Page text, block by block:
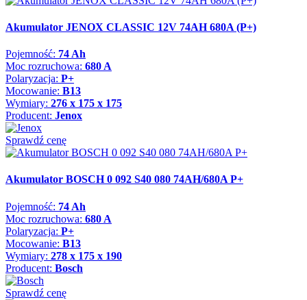
Akumulator JENOX CLASSIC 12V 74AH 680A (P+)
Pojemność: 74 Ah
Moc rozruchowa: 680 A
Polaryzacja: P+
Mocowanie: B13
Wymiary: 276 x 175 x 175
Producent: Jenox
Sprawdź cenę
Akumulator BOSCH 0 092 S40 080 74AH/680A P+
Pojemność: 74 Ah
Moc rozruchowa: 680 A
Polaryzacja: P+
Mocowanie: B13
Wymiary: 278 x 175 x 190
Producent: Bosch
Sprawdź cenę